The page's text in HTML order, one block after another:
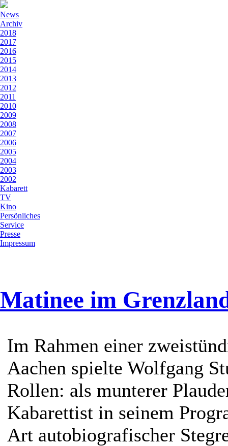
News
Archiv
2018
2017
2016
2015
2014
2013
2012
2011
2010
2009
2008
2007
2006
2005
2004
2003
2002
Kabarett
TV
Kino
Persönliches
Service
Presse
Impressum
Matinee im
Im Rahmen einer
Aachen spielte Wolfgang
Rollen: als munterer
Kabarettist in seinem
Art autobiografischer